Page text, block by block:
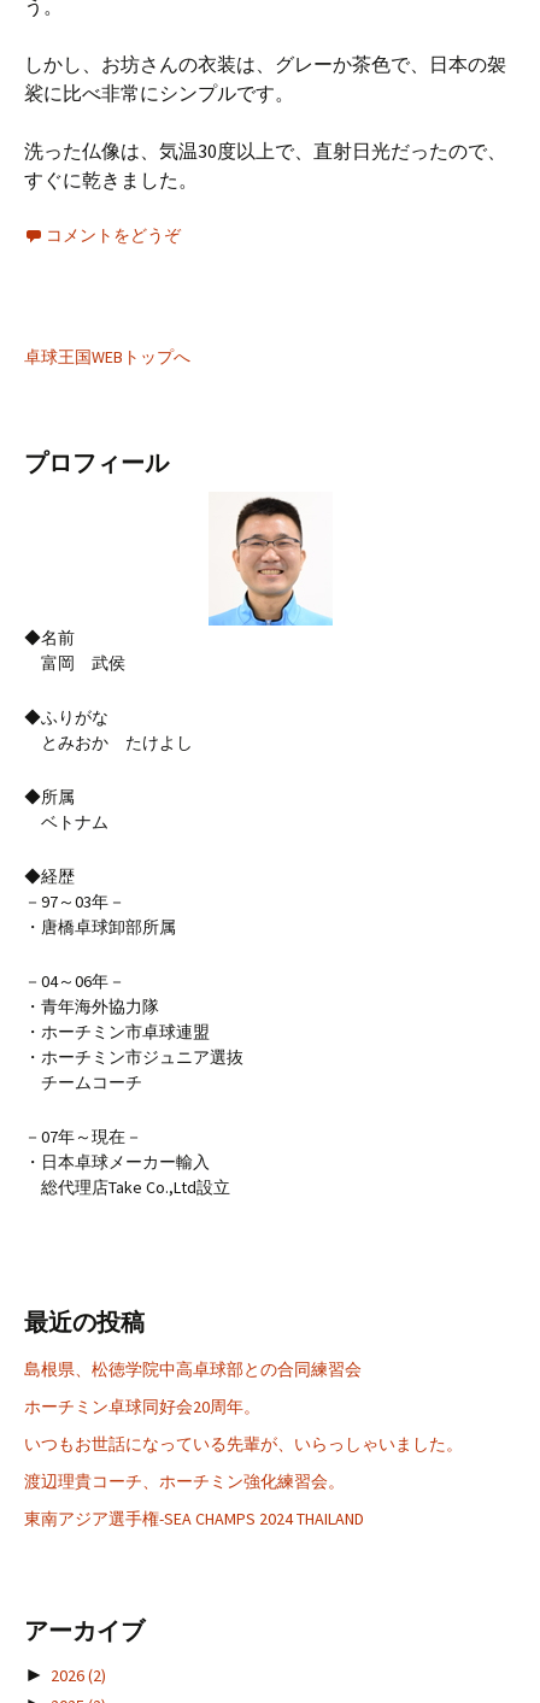
う。
しかし、お坊さんの衣装は、グレーか茶色で、日本の袈
裟に比べ非常にシンプルです。
洗った仏像は、気温30度以上で、直射日光だったので、
すぐに乾きました。
コメントをどうぞ
卓球王国WEBトップへ
プロフィール
◆名前
富岡 武侯
◆ふりがな
とみおか たけよし
◆所属
ベトナム
◆経歴
－97～03年－
・唐橋卓球卸部所属
－04～06年－
・青年海外協力隊
・ホーチミン市卓球連盟
・ホーチミン市ジュニア選抜
チームコーチ
－07年～現在－
・日本卓球メーカー輸入
総代理店Take Co.,Ltd設立
最近の投稿
島根県、松徳学院中高卓球部との合同練習会
ホーチミン卓球同好会20周年。
いつもお世話になっている先輩が、いらっしゃいました。
渡辺理貴コーチ、ホーチミン強化練習会。
東南アジア選手権-SEA CHAMPS 2024 THAILAND
アーカイブ
► 2026(2)